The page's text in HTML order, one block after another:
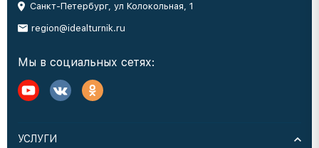
Санкт-Петербург, ул Колокольная, 1
region@idealturnik.ru
Мы в социальных сетях:
УСЛУГИ